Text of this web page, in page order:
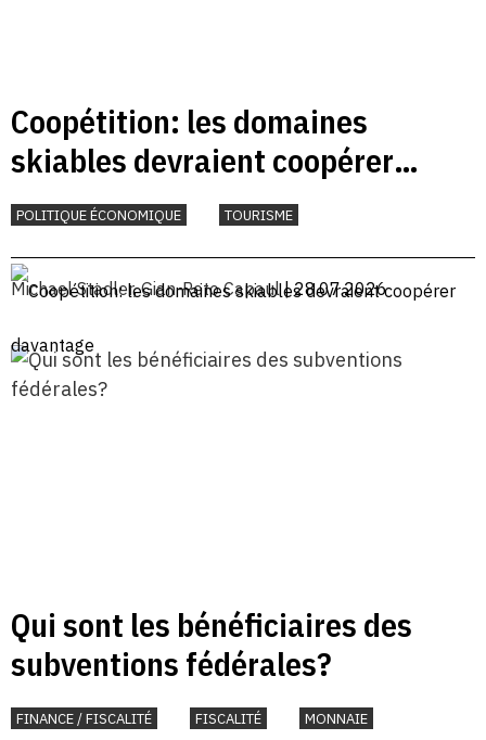
Coopétition: les domaines
skiables devraient coopérer
davantage
POLITIQUE ÉCONOMIQUE TOURISME
Michael Stadler,Gian-Reto Capaul| 28.07.2026
Qui sont les bénéficiaires des
subventions fédérales?
FINANCE / FISCALITÉ FISCALITÉ MONNAIE